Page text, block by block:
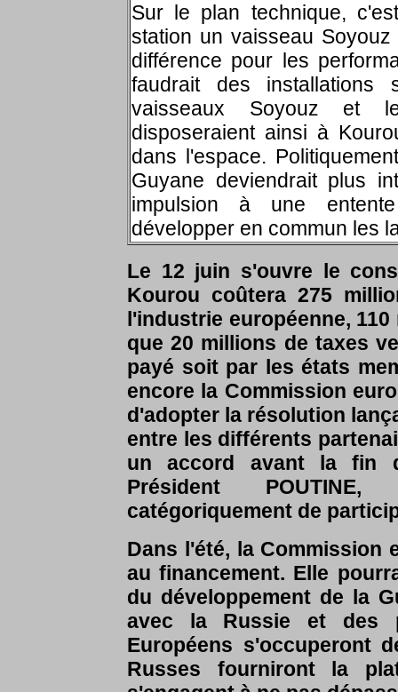
Sur le plan technique,
station un vaisseau
différence pour les
faudrait des installations
vaisseaux Soyouz et
disposeraient ainsi à
dans l'espace.
Guyane deviendrait plus
impulsion à une
développer en commun les
Le 12 juin s'ouvre le
Kourou coûtera 275
l'industrie européenne,
que 20 millions de taxes
payé soit par les états
encore la Commission
d'adopter la résolution
entre les différents
un accord avant la fin
Président
catégoriquement de
Dans l'été, la Commission
au financement. Elle
du développement de la
avec la Russie et des
Européens s'occuperont
Russes fourniront la